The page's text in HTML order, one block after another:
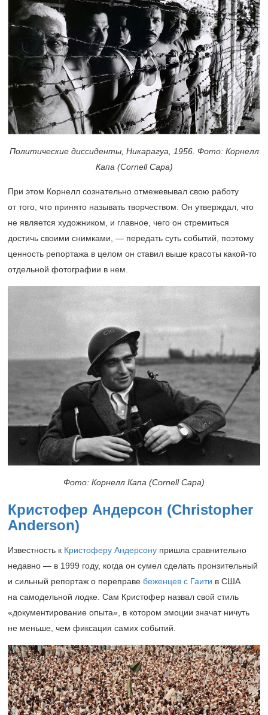
Политические диссиденты, Никарагуа, 1956. Фото: Корнелл
Капа (Cornell Capa)
При этом Корнелл сознательно отмежевывал свою работу
от того, что принято называть творчеством. Он утверждал, что
не является художником, и главное, чего он стремиться
достичь своими снимками, — передать суть событий, поэтому
ценность репортажа в целом он ставил выше красоты какой-то
отдельной фотографии в нем.
Фото: Корнелл Капа (Cornell Capa)
Кристофер Андерсон (Christopher
Anderson)
Известность к Кристоферу Андерсону пришла сравнительно
недавно — в 1999 году, когда он сумел сделать пронзительный
и сильный репортаж о переправе беженцев с Гаити в США
на самодельной лодке. Сам Кристофер назвал свой стиль
«документирование опыта», в котором эмоции значат ничуть
не меньше, чем фиксация самих событий.